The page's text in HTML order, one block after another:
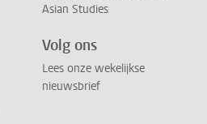
Asian Studies
Volg ons
Lees onze wekelijkse
nieuwsbrief